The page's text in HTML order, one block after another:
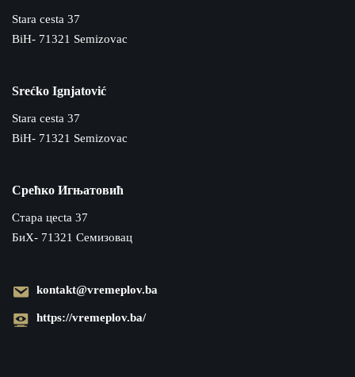
Stara cesta 37
BiH- 71321 Semizovac
Srećko Ignjatović
Stara cesta 37
BiH- 71321 Semizovac
Срећко Игњатовић
Cтара цecta 37
БиХ- 71321 Семизовац
kontakt@vremeplov.ba
https://vremeplov.ba/